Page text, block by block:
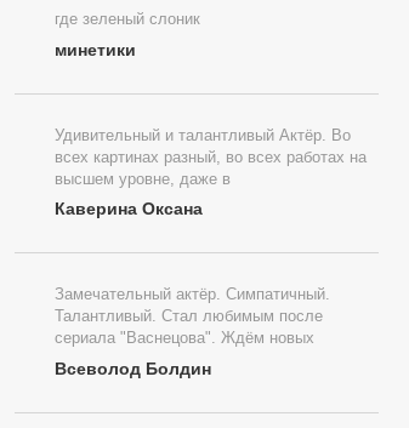
где зеленый слоник
минетики
Удивительный и талантливый Актёр. Во
всех картинах разный, во всех работах на
высшем уровне, даже в
Каверина Оксана
Замечательный актёр. Симпатичный.
Талантливый. Стал любимым после
сериала "Васнецова". Ждём новых
Всеволод Болдин